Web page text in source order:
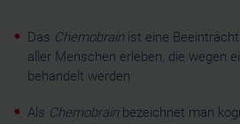
et les annonces, d'offrir des
médias sociaux et d'analyser
partageons également des
notre site avec nos partenaires de
Das Chemobrainist eine
aller Menschen erleben, die wegen
behandelt werden
Als Chemobrainbezeichnet man